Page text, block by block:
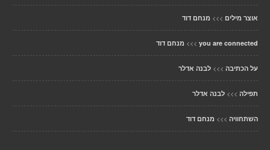
אוצר מילים >>> מנחם דוד
you are connected
>>> מנחם דוד
על הכתיבה >>> לבנה אדלר
תפילה >>> לבנה אדלר
השתחוויה >>> מנחם דוד